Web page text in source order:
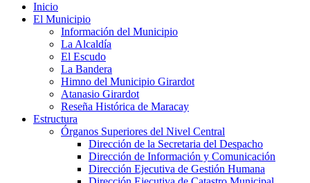
Inicio
El Municipio
Información del Municipio
La Alcaldía
El Escudo
La Bandera
Himno del Municipio Girardot
Atanasio Girardot
Reseña Histórica de Maracay
Estructura
Órganos Superiores del Nivel Central
Dirección de la Secretaria del Despacho
Dirección de Información y Comunicación
Dirección Ejecutiva de Gestión Humana